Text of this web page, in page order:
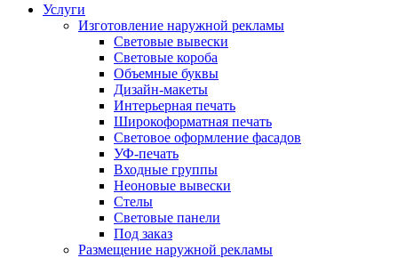
Услуги
Изготовление наружной рекламы
Световые вывески
Световые короба
Объемные буквы
Дизайн-макеты
Интерьерная печать
Широкоформатная печать
Световое оформление фасадов
УФ-печать
Входные группы
Неоновые вывески
Стелы
Световые панели
Под заказ
Размещение наружной рекламы